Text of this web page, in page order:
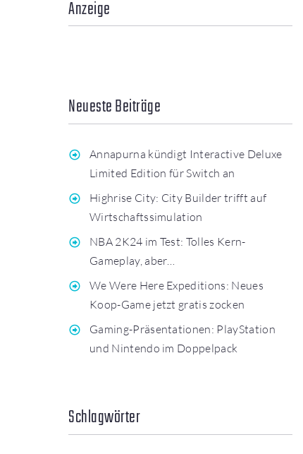
Anzeige
Neueste Beiträge
Annapurna kündigt Interactive Deluxe
Limited Edition für Switch an
Highrise City: City Builder trifft auf
Wirtschaftssimulation
NBA 2K24 im Test: Tolles Kern-
Gameplay, aber…
We Were Here Expeditions: Neues
Koop-Game jetzt gratis zocken
Gaming-Präsentationen: PlayStation
und Nintendo im Doppelpack
Schlagwörter